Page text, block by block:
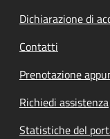
Dichiarazione di
Contatti
Prenotazione
Richiedi assistenza
Statistiche del